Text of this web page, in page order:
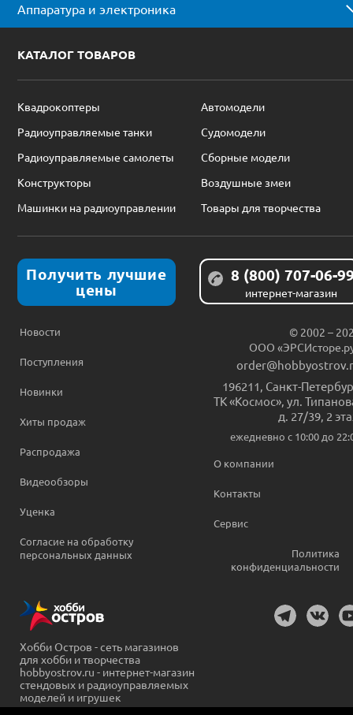
Аппаратура и электроника
КАТАЛОГ ТОВАРОВ
Квадрокоптеры
Автомодели
Радиоуправляемые танки
Судомодели
Радиоуправляемые самолеты
Сборные модели
Конструкторы
Воздушные змеи
Машинки на радиоуправлении
Товары для творчества
Получить лучшие
цены
8 (800) 707-06-
интернет-магазин
Новости
Поступления
Новинки
Хиты продаж
Распродажа
Видеообзоры
Уценка
Согласие на обработку
персональных данных
© 2002 –
ООО
196211, Санкт-
ТК «Космос», ул.
д. 27/39, 2
ежедневно c 10:00 до
О компании
Контакты
Сервис
Политика
конфиденциальности
Хобби Остров - сеть магазинов
для хобби и творчества
hobbyostrov.ru - интернет-магазин
стендовых и радиоуправляемых
моделей и игрушек